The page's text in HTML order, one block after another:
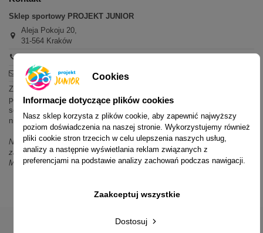
Sklep sportowy PROJEKT JUNIOR
Aleja Pokoju 20,
31-564 Kraków
sklep@projektjunior.pl
Zapraszamy do sklepu stacjonarnego:
poniedziałek - piątek: 11.00-19.00
sobota: 10.00-14.00
niedziela (każda): nieczynne
Nie odpowiadamy na wiadomości SMS. W sprawach dotyczących
zamówień i oferty prosimy o kontakt mailowy, telefoniczny lub przez
Messenger.
Cookies
Informacje dotyczące plików cookies
Nasz sklep korzysta z plików cookie, aby zapewnić najwyższy
poziom doświadczenia na naszej stronie. Wykorzystujemy również
pliki cookie stron trzecich w celu ulepszenia naszych usług,
analizy a następnie wyświetlania reklam związanych z
preferencjami na podstawie analizy zachowań podczas nawigacji.
Dostosuj
Zaakceptuj wszystkie